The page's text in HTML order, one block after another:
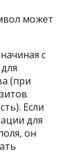
может
с
(при
Если
для
он